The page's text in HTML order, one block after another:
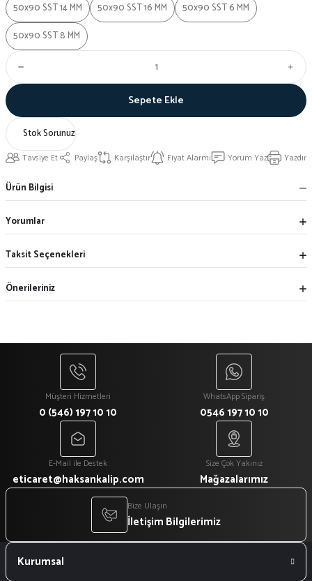
50x90 SST 14 MM
50x90 SST 16 MM
50x90 SST 6 MM
50x90 SST 8 MM
Sepete Ekle
Stok Sorunuz
Tavsiye Et Paylaş Karşılaştır Fiyat Alarmı Yorum Yaz Yazdır
Ürün Bilgisi
Yorumlar
Taksit Seçenekleri
Önerileriniz
Müşteri Hizmetleri
0 (546) 197 10 10
WhatsApp Sipariş
0546 197 10 10
E-Mail ile Destek
eticaret@haksankalip.com
Size Çok Yakınız
Mağazalarımız
Bize Ulaşın
İletişim Bilgilerimiz
Kurumsal